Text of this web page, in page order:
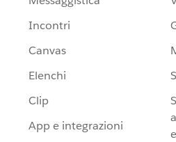
Incontri
Canvas
Elenchi
Clip
App e integrazioni